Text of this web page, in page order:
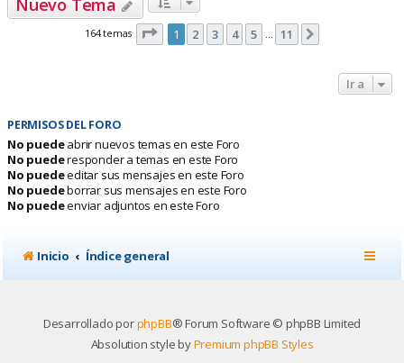
164 temas Página de 11
1 2 3 4 5 … 11
Ir a
PERMISOS DEL FORO
No puedeabrir nuevos temas en este Foro
No puederesponder a temas en este Foro
No puedeeditar sus mensajes en este Foro
No puedeborrar sus mensajes en este Foro
No puedeenviar adjuntos en este Foro
Inicio Índice general
Desarrollado porphpBB® Forum Software © phpBB Limited
Absolution style byPremium phpBB Styles